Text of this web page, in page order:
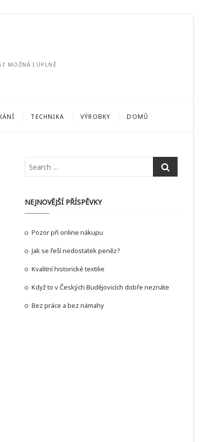
MOŽNÁ I ÚPLNĚ
TECHNIKA VÝROBKY DOMŮ
NEJNOVĚJŠÍ PŘÍSPĚVKY
Pozor při online nákupu
Jak se řeší nedostatek peněz?
Kvalitní historické textilie
Když to v Českých Budějovicích dobře neznáte
Bez práce a bez námahy